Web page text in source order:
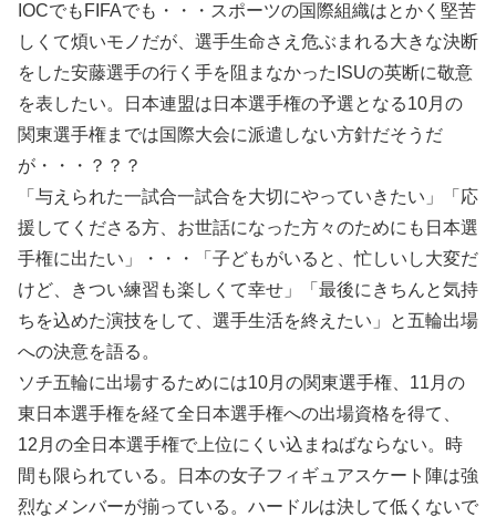
IOCでもFIFAでも・・・スポーツの国際組織はとかく堅苦
しくて煩いモノだが、選手生命さえ危ぶまれる大きな決断
をした安藤選手の行く手を阻まなかったISUの英断に敬意
を表したい。日本連盟は日本選手権の予選となる10月の
関東選手権までは国際大会に派遣しない方針だそうだ
が・・・？？？
「与えられた一試合一試合を大切にやっていきたい」「応
援してくださる方、お世話になった方々のためにも日本選
手権に出たい」・・・「子どもがいると、忙しいし大変だ
けど、きつい練習も楽しくて幸せ」「最後にきちんと気持
ちを込めた演技をして、選手生活を終えたい」と五輪出場
への決意を語る。
ソチ五輪に出場するためには10月の関東選手権、11月の
東日本選手権を経て全日本選手権への出場資格を得て、
12月の全日本選手権で上位にくい込まねばならない。時
間も限られている。日本の女子フィギュアスケート陣は強
烈なメンバーが揃っている。ハードルは決して低くないで